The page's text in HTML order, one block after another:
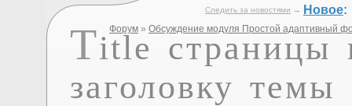
Следить за новостями → Новое:
Форум » Обсуждение модуля Простой адаптивный
Title страницы
заголовку